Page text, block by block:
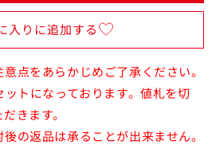
入りに追加する
点をあらかじめご了承ください。
ットになっております。値札を切
きます。
の返品は承ることが出来ません。